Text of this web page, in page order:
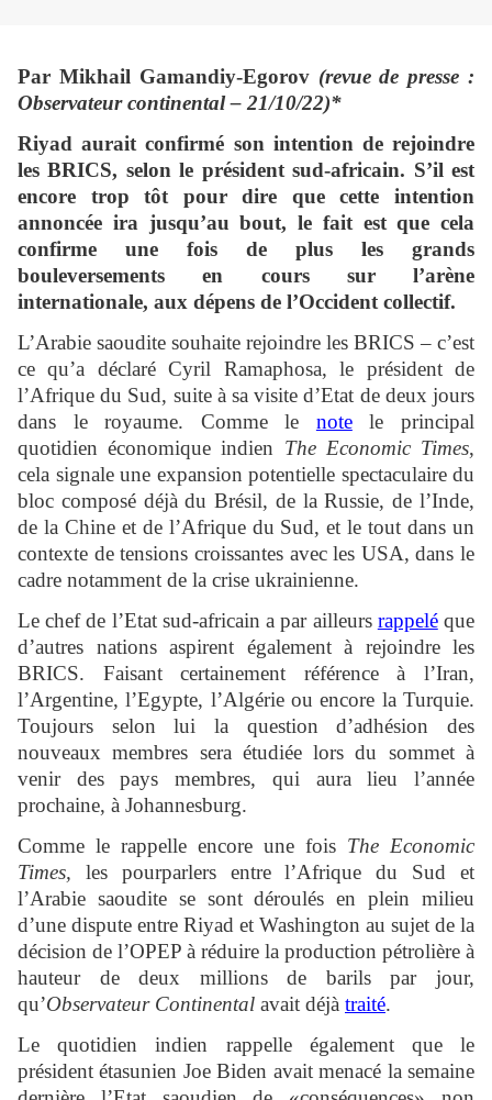
Par Mikhail Gamandiy-Egorov (revue de presse :
Observateur continental – 21/10/22)*
Riyad aurait confirmé son intention de rejoindre
les BRICS, selon le président sud-africain. S’il est
encore trop tôt pour dire que cette intention
annoncée ira jusqu’au bout, le fait est que cela
confirme une fois de plus les grands
bouleversements en cours sur l’arène
internationale, aux dépens de l’Occident collectif.
L’Arabie saoudite souhaite rejoindre les BRICS – c’est
ce qu’a déclaré Cyril Ramaphosa, le président de
l’Afrique du Sud, suite à sa visite d’Etat de deux jours
dans le royaume. Comme le notele principal
quotidien économique indien The Economic Times,
cela signale une expansion potentielle spectaculaire du
bloc composé déjà du Brésil, de la Russie, de l’Inde,
de la Chine et de l’Afrique du Sud, et le tout dans un
contexte de tensions croissantes avec les USA, dans le
cadre notamment de la crise ukrainienne.
Le chef de l’Etat sud-africain a par ailleurs rappeléque
d’autres nations aspirent également à rejoindre les
BRICS. Faisant certainement référence à l’Iran,
l’Argentine, l’Egypte, l’Algérie ou encore la Turquie.
Toujours selon lui la question d’adhésion des
nouveaux membres sera étudiée lors du sommet à
venir des pays membres, qui aura lieu l’année
prochaine, à Johannesburg.
Comme le rappelle encore une fois The Economic
Times, les pourparlers entre l’Afrique du Sud et
l’Arabie saoudite se sont déroulés en plein milieu
d’une dispute entre Riyad et Washington au sujet de la
décision de l’OPEP à réduire la production pétrolière à
hauteur de deux millions de barils par jour,
qu’Observateur Continental avait déjà traité.
Le quotidien indien rappelle également que le
président étasunien Joe Biden avait menacé la semaine